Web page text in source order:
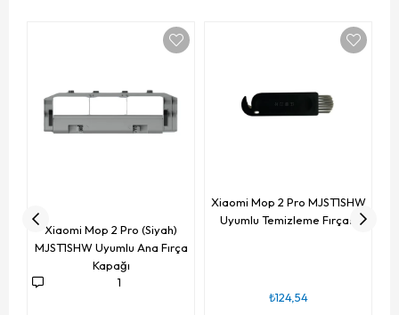
Xiaomi Mop 2 Pro (Siyah)
MJST1SHW Uyumlu Ana Fırça
Kapağı
1
Xiaomi Mop 2 Pro MJST1SHW
Uyumlu Temizleme Fırçası
₺124,54